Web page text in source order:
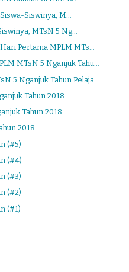
Siswinya, M...
MTsN 5 Ng...
Pertama MPLM MTs...
MTsN 5 Nganjuk Tahu...
5 Nganjuk Tahun Pelaja...
Tahun 2018
Tahun 2018
2018
(#5)
(#4)
(#3)
(#2)
(#1)